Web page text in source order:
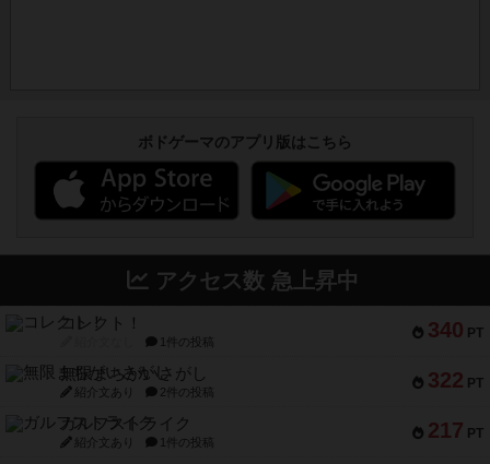
ボドゲーマのアプリ版はこちら
アクセス数 急上昇中
340 PT
コレクト！
1件の投稿
322 PT
無限まちがいさがし
紹介文あり 2件の投稿
217 PT
ガルフストライク
紹介文あり 1件の投稿